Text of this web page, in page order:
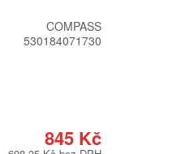
COMPASS
530184071730
845 Kč